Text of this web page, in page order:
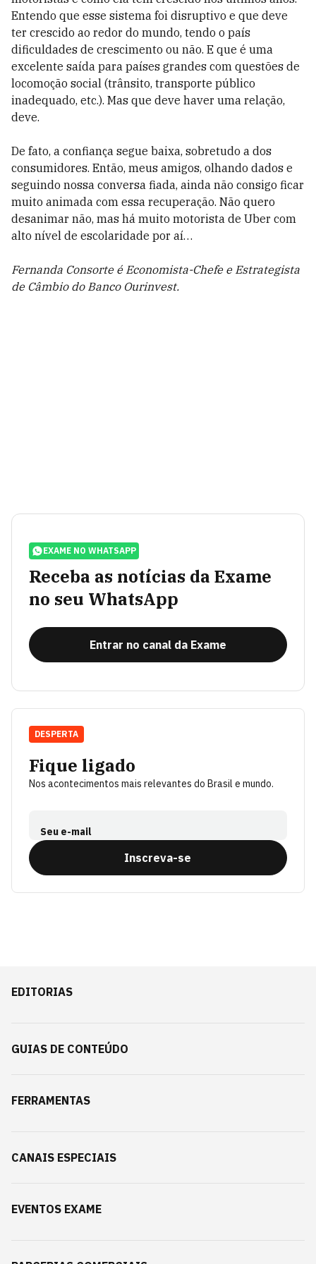
Entendo que esse sistema foi disruptivo e que deve
ter crescido ao redor do mundo, tendo o país
dificuldades de crescimento ou não. E que é uma
excelente saída para países grandes com questões de
locomoção social (trânsito, transporte público
inadequado, etc.). Mas que deve haver uma relação,
deve.
De fato, a confiança segue baixa, sobretudo a dos
consumidores. Então, meus amigos, olhando dados e
seguindo nossa conversa fiada, ainda não consigo ficar
muito animada com essa recuperação. Não quero
desanimar não, mas há muito motorista de Uber com
alto nível de escolaridade por aí…
Fernanda Consorte é Economista-Chefe e Estrategista
de Câmbio do Banco Ourinvest.
EXAME NO WHATSAPP
Receba as notícias da Exame
no seu WhatsApp
Entrar no canal da Exame
Fique ligado
Nos acontecimentos mais relevantes do Brasil e mundo.
Seu e-mail
Inscreva-se
DESPERTA
EDITORIAS
GUIAS DE CONTEÚDO
FERRAMENTAS
CANAIS ESPECIAIS
EVENTOS EXAME